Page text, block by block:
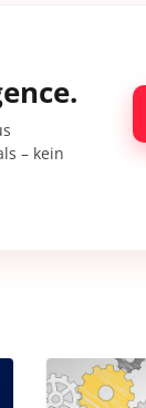
– kein